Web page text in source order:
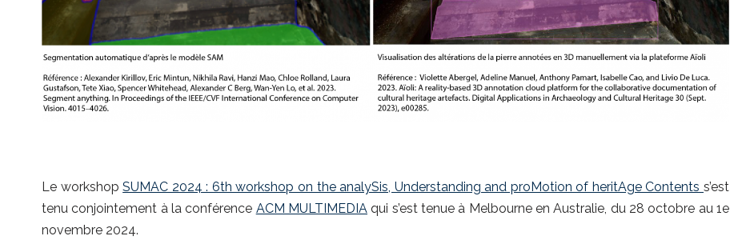
Le workshopSUMAC 2024 : 6th workshop on the analySis, Understanding and proMotion of heritAge Contents s’est
tenu conjointement à la conférence ACM MULTIMEDIA qui s’est tenue à Melbourne en Australie, du 28 octobre au 1e
novembre 2024.